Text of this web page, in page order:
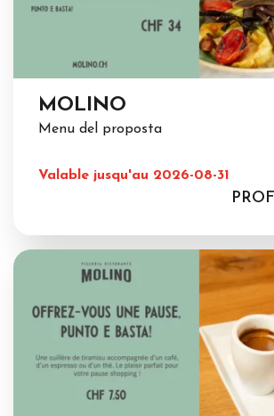
MOLINO
Menu del proposta
Valable jusqu'au 2026-08-31